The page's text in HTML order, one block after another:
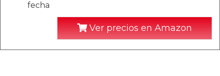
fecha
Ver precios en Amazon